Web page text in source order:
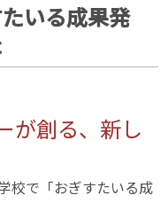
いる成果発
が創る、新し
校で「おぎすたいる成